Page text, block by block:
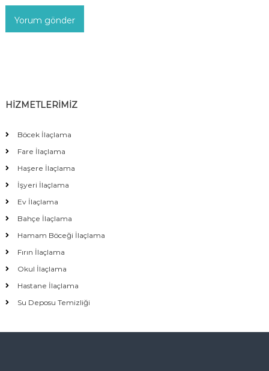
HİZMETLERİMİZ
Böcek İlaçlama
Fare İlaçlama
Haşere İlaçlama
İşyeri İlaçlama
Ev İlaçlama
Bahçe İlaçlama
Hamam Böceği İlaçlama
Fırın İlaçlama
Okul İlaçlama
Hastane İlaçlama
Su Deposu Temizliği